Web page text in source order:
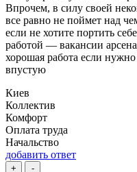
Впрочем, в силу своей
все равно не поймет над
если не хотите портить
работой — вакансии
хорошая работа если нужно
впустую
Киев
Коллектив
Комфорт
Оплата труда
Начальство
добавить ответ
+ -